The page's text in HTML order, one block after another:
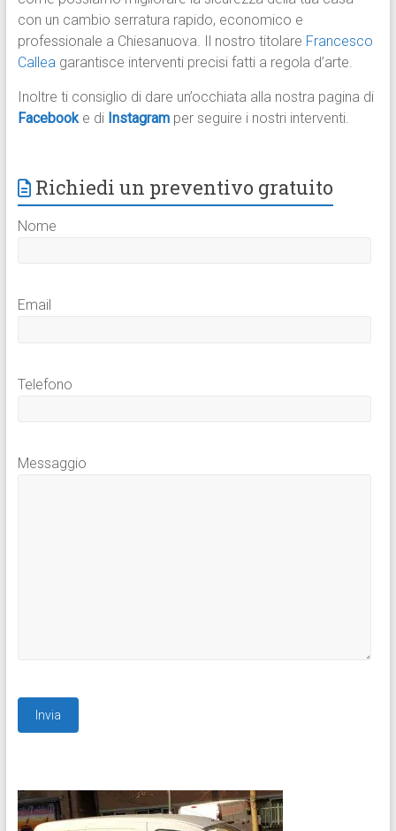
con un cambio serratura rapido, economico e
professionale a Chiesanuova. Il nostro titolare Francesco
Calleagarantisce interventi precisi fatti a regola d’arte.
Inoltre ti consiglio di dare un’occhiata alla nostra pagina di
Facebook e di Instagram per seguire i nostri interventi.
Richiedi un preventivo gratuito
Nome
Email
Telefono
Messaggio